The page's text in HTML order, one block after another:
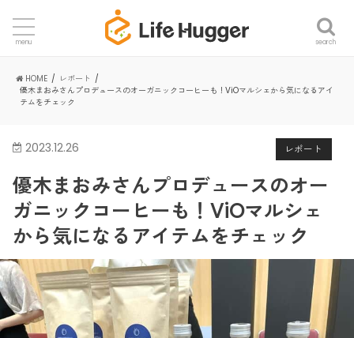
search
menu
HOME
レポート
優木まおみさんプロデュースのオーガニックコーヒーも！ViOマルシェから気になるアイ
テムをチェック
レポート
2023.12.26
優木まおみさんプロデュースのオー
ガニックコーヒーも！ViOマルシェ
から気になるアイテムをチェック